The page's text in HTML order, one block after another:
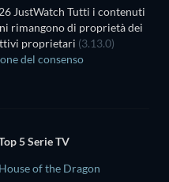
JustWatch Tutti i contenuti
rimangono di proprietà dei
proprietari (3.13.0)
del consenso
5 Serie TV
House of the Dragon